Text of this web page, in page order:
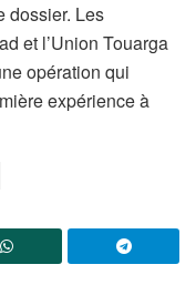
dossier. Les
et l’Union Touarga
opération qui
expérience à